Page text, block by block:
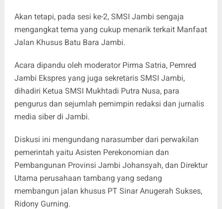
Akan tetapi, pada sesi ke-2, SMSI Jambi sengaja
mengangkat tema yang cukup menarik terkait Manfaat
Jalan Khusus Batu Bara Jambi.
Acara dipandu oleh moderator Pirma Satria, Pemred
Jambi Ekspres yang juga sekretaris SMSI Jambi,
dihadiri Ketua SMSI Mukhtadi Putra Nusa, para
pengurus dan sejumlah pemimpin redaksi dan jurnalis
media siber di Jambi.
Diskusi ini mengundang narasumber dari perwakilan
pemerintah yaitu Asisten Perekonomian dan
Pembangunan Provinsi Jambi Johansyah, dan Direktur
Utama perusahaan tambang yang sedang
membangun jalan khusus PT Sinar Anugerah Sukses,
Ridony Gurning.